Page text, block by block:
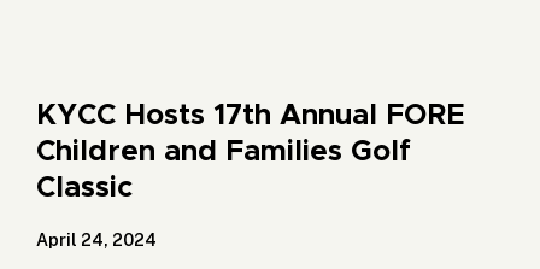
KYCC Hosts 17th Annual FORE
Children and Families Golf
Classic
April 24, 2024